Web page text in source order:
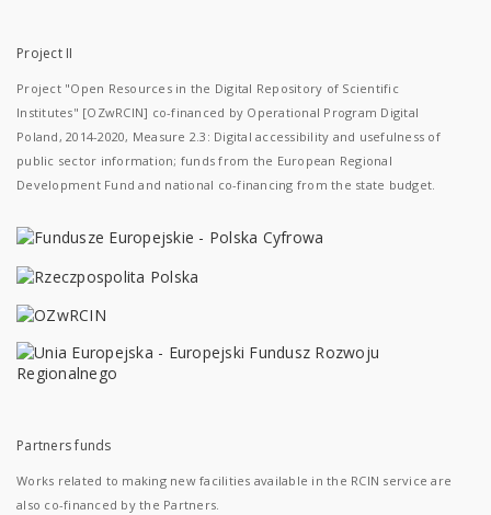
Project II
Project "Open Resources in the Digital Repository of Scientific
Institutes" [OZwRCIN] co-financed by Operational Program Digital
Poland, 2014-2020, Measure 2.3: Digital accessibility and usefulness of
public sector information; funds from the European Regional
Development Fund and national co-financing from the state budget.
Partners funds
Works related to making new facilities available in the RCIN service are
also co-financed by the Partners.